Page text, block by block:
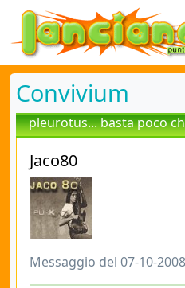
Convivium
pleurotus... basta poco
Jaco80
Messaggio del 07-10-